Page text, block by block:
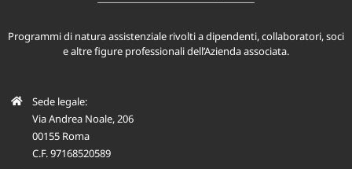
Programmi di natura assistenziale rivolti a dipendenti, collaboratori, soci
e altre figure professionali dell’Azienda associata.
Sede legale:
Via Andrea Noale, 206
00155 Roma
C.F. 97168520589